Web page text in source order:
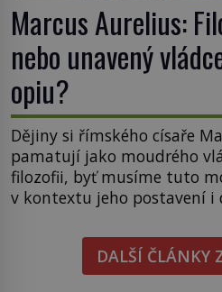
Marcus Aurelius:
nebo unavený
opiu?
Dějiny si římského císaře
pamatují jako moudrého
filozofii, byť musíme tuto
v kontextu jeho postavení i
pravdu na padrť a
unavený a drogou
byl zastáncem stoicismu,
DALŠÍ ČLÁNKY